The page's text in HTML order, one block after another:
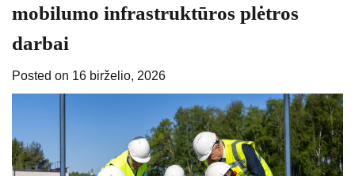
mobilumo infrastruktūros plėtros
darbai
Posted on 16 birželio, 2026